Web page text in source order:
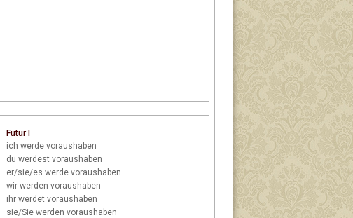
Futur I
ich werde voraushaben
du werdest voraushaben
er/sie/es werde voraushaben
wirwerden voraushaben
ihrwerdet voraushaben
sie/Siewerden voraushaben